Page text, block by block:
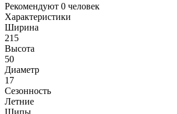
Рекомендуют 0 человек
Характеристики
Ширина
215
Высота
50
Диаметр
17
Сезонность
Летние
Шипы